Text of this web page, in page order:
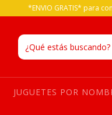
*ENVIO GRATIS* para
JUGUETES POR